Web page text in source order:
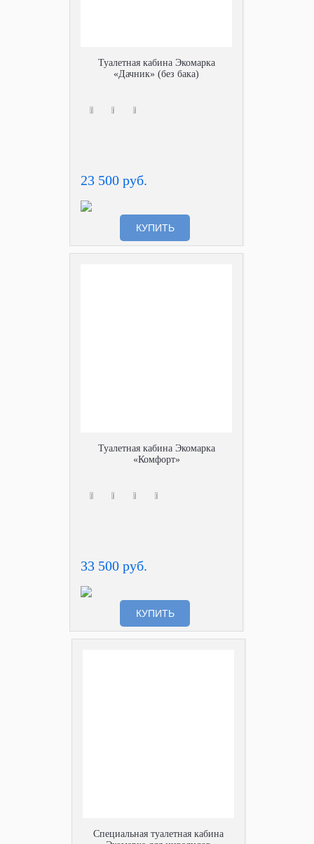
Туалетная кабина Экомарка
«Дачник» (без бака)
23 500 руб.
КУПИТЬ
Туалетная кабина Экомарка
«Комфорт»
33 500 руб.
КУПИТЬ
Специальная туалетная кабина